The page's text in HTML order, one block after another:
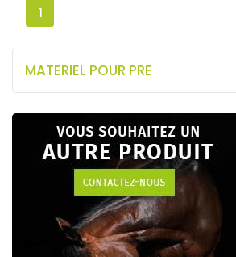
1
MATERIEL POUR PRE